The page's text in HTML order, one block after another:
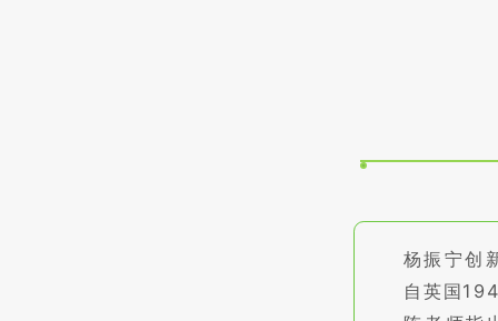
杨振宁创
自英国